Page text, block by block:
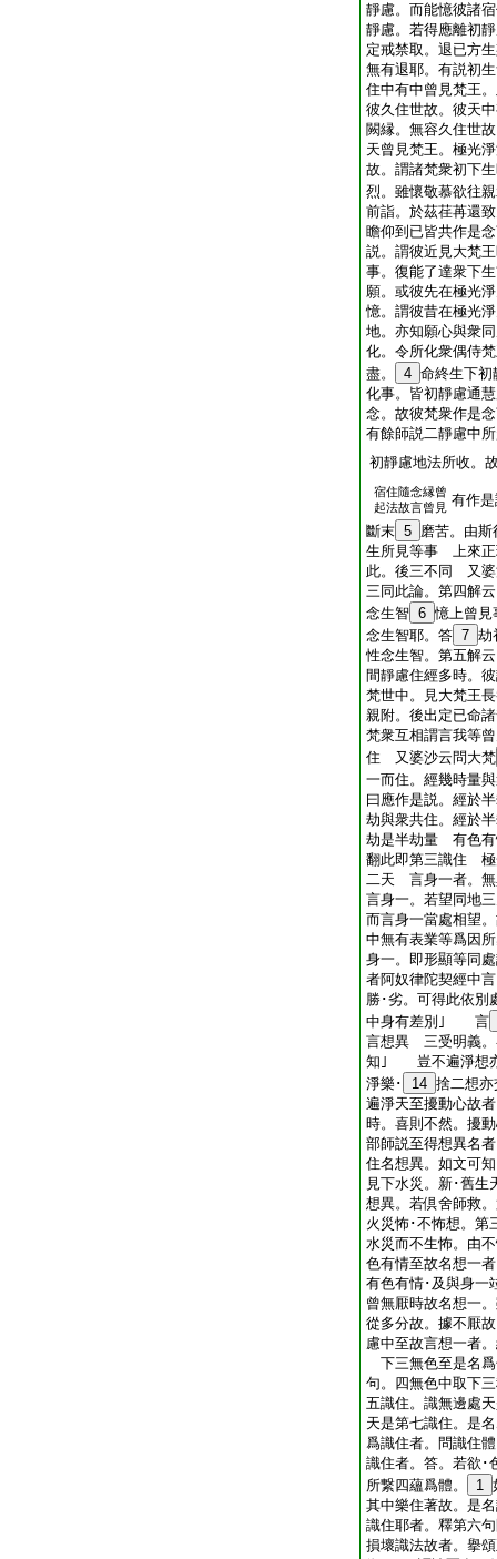
靜慮。而能憶彼諸
靜慮。若得應離初
定戒禁取。退已方
無有退耶。有説初
住中有中曾見梵王
彼久住世故。彼天
闕縁。無容久住世
天曾見梵王。極光
故。謂諸梵衆初下
烈。雖懷敬慕欲往
前詣。於茲荏苒還
瞻仰到已皆共作是
説。謂彼近見大梵
事。復能了達衆下
願。或彼先在極光
憶。謂彼昔在極光
地。亦知願心與衆
化。令所化衆偶侍
盡。
4 命終生下初
化事。皆初靜慮通
念。故彼梵衆作是
有餘師説二靜慮中
初靜慮地法所收。
宿住隨念縁曾
起法故言曾見 有作
斷末 5 磨苦。由
生所見等事 上來正
此。後三不同 又婆
三同此論。第四解
念生智 6 憶上曾見
念生智耶。答 7 劫
性念生智。第五解
間靜慮住經多時。
梵世中。見大梵王
親附。後出定已命
梵衆互相謂言我等
住 又婆沙云問大梵
一而住。經幾時量
曰應作是説。經於
劫與衆共住。經於
劫是半劫量 有色有
翻此即第三識住 極
二天 言身一者。無
言身一。若望同地
而言身一當處相望
中無有表業等爲因
身一。即形顯等同
者阿奴律陀契經中
勝･劣。可得此依別
中身有差別｣ 言
言想異 三受明義
知｣ 豈不遍淨想亦
淨樂･
14 捨二想
遍淨天至擾動心故
時。喜則不然。
部師説至得想異名
住名想異。如文可
見下水災。新･舊生
想異。若倶舍師救
火災怖･不怖想。第
水災而不生怖。
色有情至故名想一
有色有情･及與身一
曾無厭時故名想一
從多分故。據不
慮中至故言想一者
下三無色至是名
句。四無色中取下
五識住。識無邊處
天是第七識住。
爲識住者。問識
識住者。答。若欲･
所繋四蘊爲體。
1
其中樂住著故。
識住耶者。釋第
損壞識法故者。